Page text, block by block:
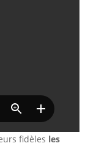
fidèles les